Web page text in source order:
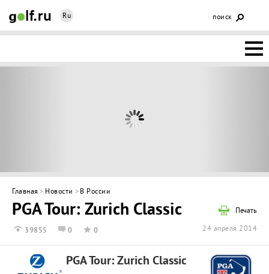
Ru поиск
ГОЛЬФ-
ИНТЕРАКТИВ
НЕДВИЖИМОСТЬ
Главная > Новости > В России
Печать
PGA Tour: Zurich Classic
39855 0 0 24 апреля 2014
PGA Tour: Zurich Classic